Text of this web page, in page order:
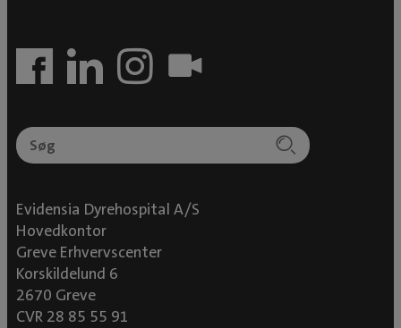
Evidensia Dyrehospital A/S
Hovedkontor
Greve Erhvervscenter
Korskildelund 6
2670 Greve
CVR 28 85 55 91